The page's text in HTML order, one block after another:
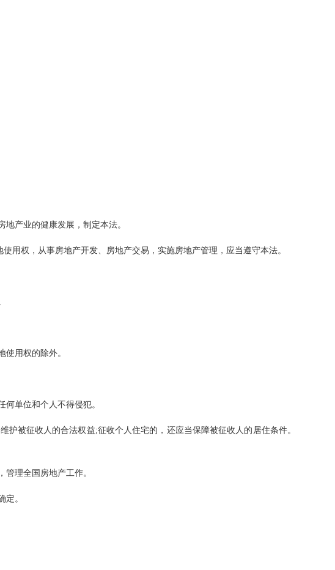
业的健康发展，制定本法。
地产开发、房地产交易，实施房地产管理，应当遵守本法。
使用权的除外。
位和个人不得侵犯。
征收人的合法权益;征收个人住宅的，还应当保障被征收人的居住条件。
理全国房地产工作。
。